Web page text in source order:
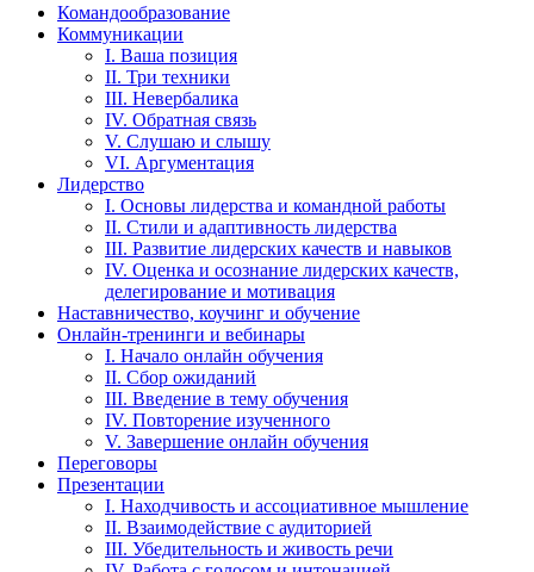
Командообразование
Коммуникации
I. Ваша позиция
II. Три техники
III. Невербалика
IV. Обратная связь
V. Слушаю и слышу
VI. Аргументация
Лидерство
I. Основы лидерства и командной работы
II. Стили и адаптивность лидерства
III. Развитие лидерских качеств и навыков
IV. Оценка и осознание лидерских качеств,
делегирование и мотивация
Наставничество, коучинг и обучение
Онлайн-тренинги и вебинары
I. Начало онлайн обучения
II. Сбор ожиданий
III. Введение в тему обучения
IV. Повторение изученного
V. Завершение онлайн обучения
Переговоры
Презентации
I. Находчивость и ассоциативное мышление
II. Взаимодействие с аудиторией
III. Убедительность и живость речи